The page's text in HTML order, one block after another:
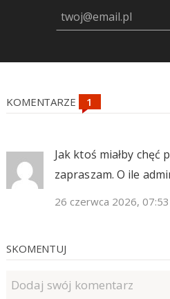
KOMENTARZE
Jak ktoś miałby
zapraszam. O ile
26 czerwca 2026, 07:53
SKOMENTUJ